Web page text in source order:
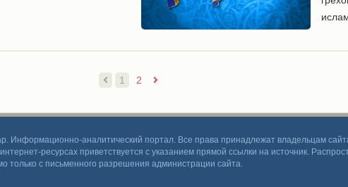
1 2
Информационно-аналитический портал. Все права принадлежат владельцам
ресурсах приветствуется с указанием прямой ссылки на источник.
только с письменного разрешения администрации сайта.